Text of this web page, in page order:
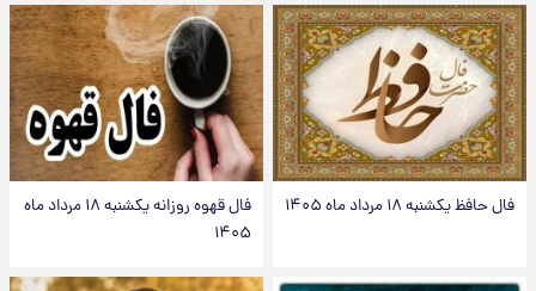
فال حافظ یکشنبه ۱۸ مرداد ماه ۱۴۰۵
فال قهوه روزانه یکشنبه ۱۸ مرداد ماه
۱۴۰۵